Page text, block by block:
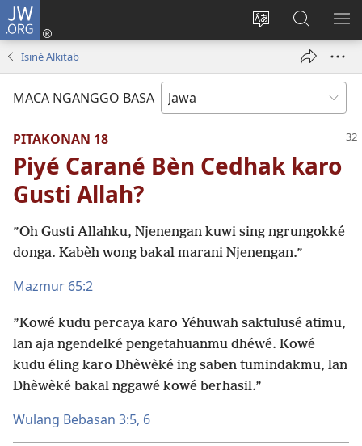
JW.ORG
Ganti
Mlebu
(opens
Golèk
JW.ORG
Isiné Alkitab
MACA NGANGGO BASA
PITAKONAN 18
Piyé Carané Bèn Cedhak karo
Gusti Allah?
”Oh Gusti Allahku, Njenengan kuwi sing ngrungokké
donga. Kabèh wong bakal marani Njenengan.”
Mazmur 65:2
”Kowé kudu percaya karo Yéhuwah saktulusé atimu,
lan aja ngendelké pengetahuanmu dhéwé. Kowé
kudu éling karo Dhèwèké ing saben tumindakmu, lan
Dhèwèké bakal nggawé kowé berhasil.”
Wulang Bebasan 3:5, 6